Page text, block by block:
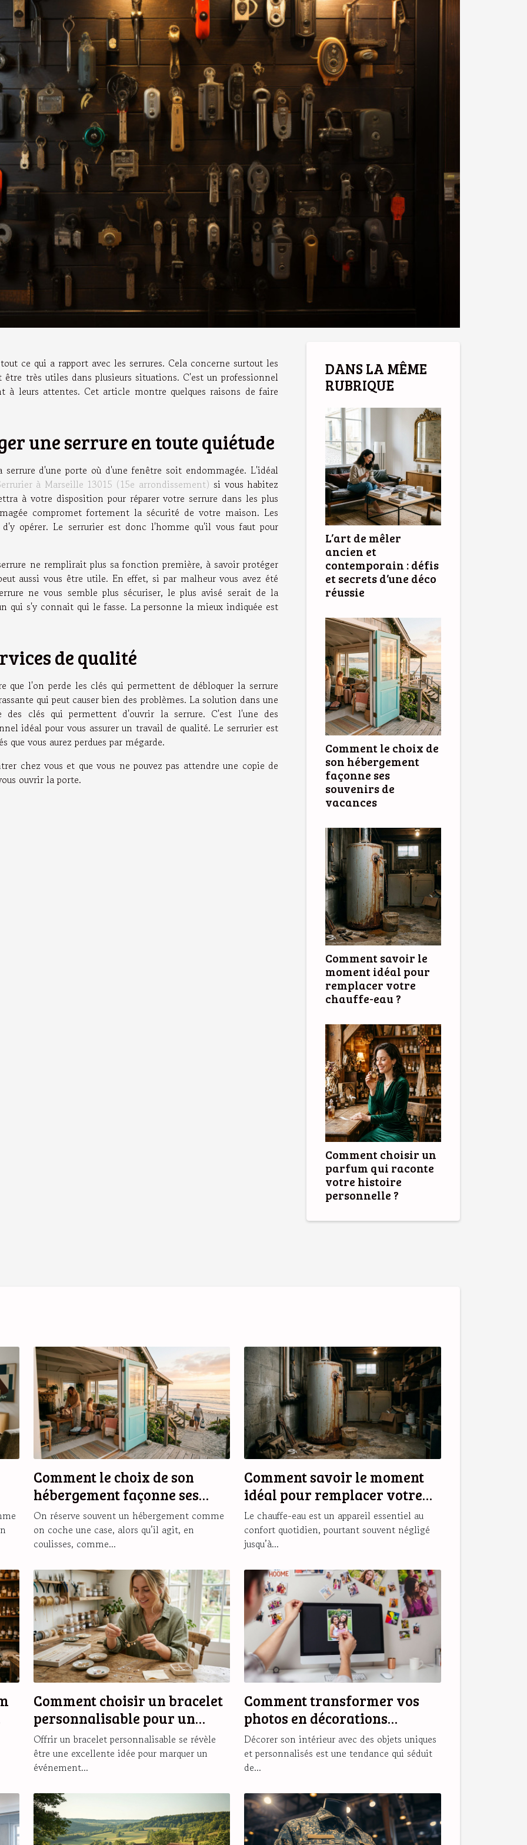
ce qui a rapport avec les serrures. Cela concerne surtout les
être très utiles dans plusieurs situations. C'est un professionnel
à leurs attentes. Cet article montre quelques raisons de faire
une serrure en toute quiétude
d'une porte où d'une fenêtre soit endommagée. L'idéal
à Marseille 13015 (15e arrondissement) si vous habitez
à votre disposition pour réparer votre serrure dans les plus
compromet fortement la sécurité de votre maison. Les
opérer. Le serrurier est donc l'homme qu'il vous faut pour
ne remplirait plus sa fonction première, à savoir protéger
aussi vous être utile. En effet, si par malheur vous avez été
ne vous semble plus sécuriser, le plus avisé serait de la
qui s'y connait qui le fasse. La personne la mieux indiquée est
de qualité
que l'on perde les clés qui permettent de débloquer la serrure
qui peut causer bien des problèmes. La solution dans une
clés qui permettent d'ouvrir la serrure. C'est l'une des
idéal pour vous assurer un travail de qualité. Le serrurier est
que vous aurez perdues par mégarde.
chez vous et que vous ne pouvez pas attendre une copie de
ouvrir la porte.
DANS LA MÊME
RUBRIQUE
L’art de mêler
ancien et
contemporain : défis
et secrets d’une déco
réussie
Comment le choix de
son hébergement
façonne ses
souvenirs de
vacances
Comment savoir le
moment idéal pour
remplacer votre
chauffe-eau ?
Comment choisir un
parfum qui raconte
votre histoire
personnelle ?
Comment le choix de son
hébergement façonne ses
souvenirs de vacances
On réserve souvent un hébergement comme
on coche une case, alors qu’il agit, en
coulisses, comme...
Comment savoir le moment
idéal pour remplacer votre
chauffe-eau ?
Le chauffe-eau est un appareil essentiel au
confort quotidien, pourtant souvent négligé
jusqu’à...
Comment choisir un bracelet
personnalisable pour un
cadeau unique ?
Offrir un bracelet personnalisable se révèle
être une excellente idée pour marquer un
événement...
Comment transformer vos
photos en décorations
magnétiques originales ?
Décorer son intérieur avec des objets uniques
et personnalisés est une tendance qui séduit
de...